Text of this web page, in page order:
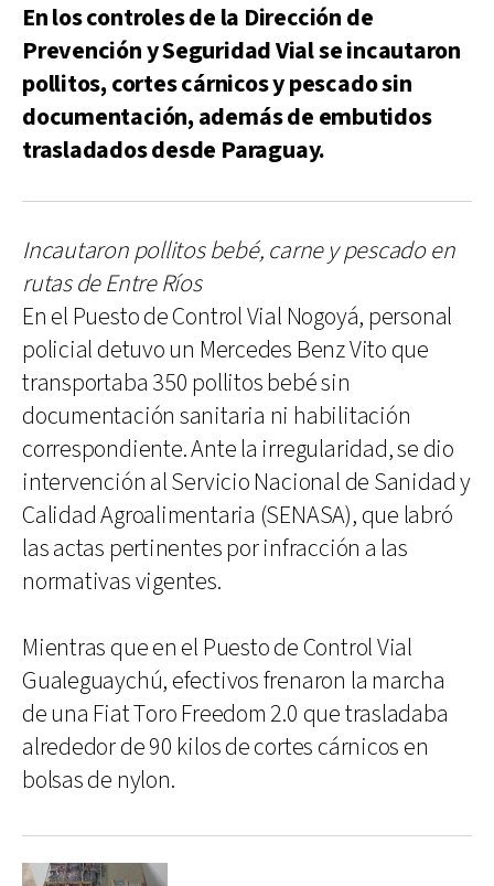
En los controles de la Dirección de
Prevención y Seguridad Vial se incautaron
pollitos, cortes cárnicos y pescado sin
documentación, además de embutidos
trasladados desde Paraguay.
Incautaron pollitos bebé, carne y pescado en
rutas de Entre Ríos
En el Puesto de Control Vial Nogoyá, personal
policial detuvo un Mercedes Benz Vito que
transportaba 350 pollitos bebé sin
documentación sanitaria ni habilitación
correspondiente. Ante la irregularidad, se dio
intervención al Servicio Nacional de Sanidad y
Calidad Agroalimentaria (SENASA), que labró
las actas pertinentes por infracción a las
normativas vigentes.
Mientras que en el Puesto de Control Vial
Gualeguaychú, efectivos frenaron la marcha
de una Fiat Toro Freedom 2.0 que trasladaba
alrededor de 90 kilos de cortes cárnicos en
bolsas de nylon.